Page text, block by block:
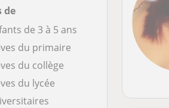
de
de 3 à 5 ans
du primaire
du collège
du lycée